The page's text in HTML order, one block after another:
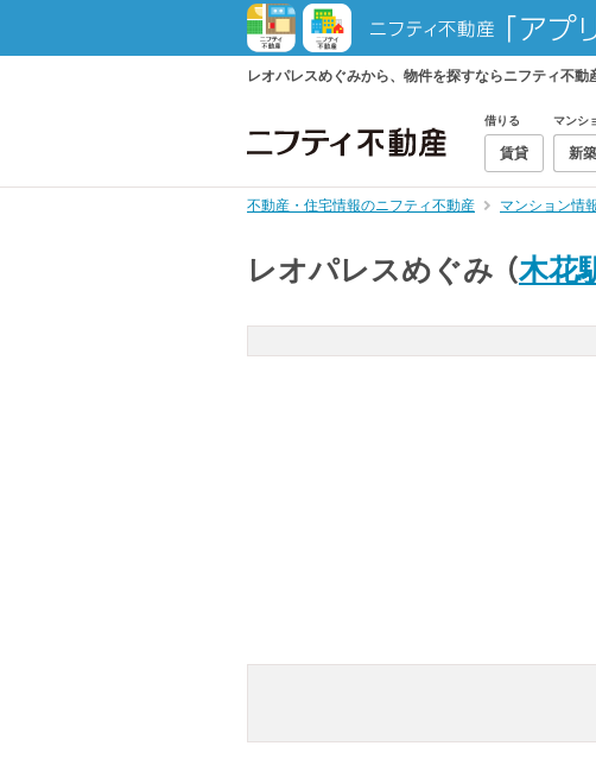
レオパレスめぐみから、物件を探すならニフティ不
借りる
賃貸
マンシ
新築
不動産・住宅情報のニフティ不動産 マンション情
レオパレスめぐみ （木花